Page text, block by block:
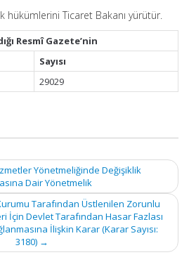
hükümlerini Ticaret Bakanı yürütür.
Resmî Gazete’nin
Sayısı
29029
Yönetmeliğinde Değişiklik
Dair Yönetmelik
Tarafından Üstlenilen Zorunlu
İçin Devlet Tarafından Hasar Fazlası
İlişkin Karar (Karar Sayısı:
3180) →